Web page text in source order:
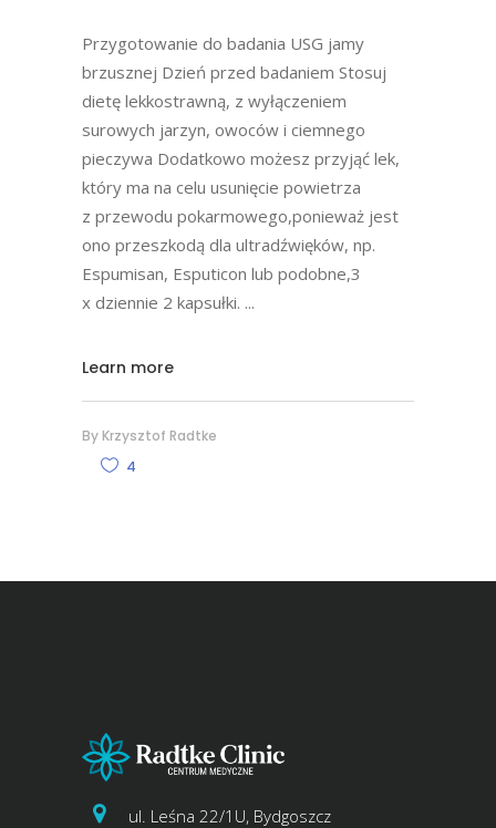
Przygotowanie do badania USG jamy
brzusznej Dzień przed badaniem Stosuj
dietę lekkostrawną, z wyłączeniem
surowych jarzyn, owoców i ciemnego
pieczywa Dodatkowo możesz przyjąć lek,
który ma na celu usunięcie powietrza
z przewodu pokarmowego,ponieważ jest
ono przeszkodą dla ultradźwięków, np.
Espumisan, Esputicon lub podobne,3
x dziennie 2 kapsułki.
Learn more
By Krzysztof Radtke
4
ul. Leśna 22/1U, Bydgoszcz